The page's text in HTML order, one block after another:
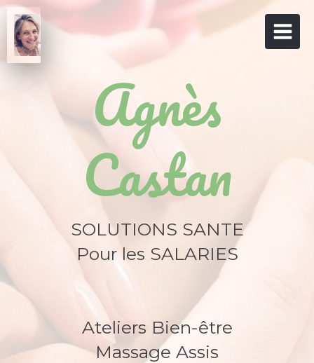
Agnès
Castan
SOLUTIONS SANTE
Pour les SALARIES
Ateliers Bien-être
Massage Assis